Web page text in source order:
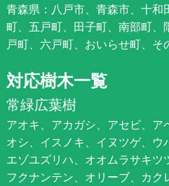
青森県：八戸市、青森市、十和
町、五戸町、田子町、南部町
戸町、六戸町、おいらせ町、そ
対応樹木一覧
常緑広葉樹
アオキ、アカガシ、アセビ、ア
オシ、イスノキ、イヌツゲ、ウ
エゾユズリハ、オオムラサキツ
フクナンテン、オリーブ、カク